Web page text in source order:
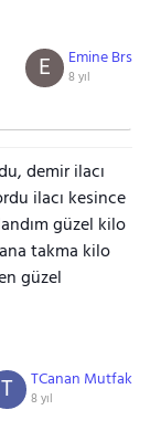
Emine Brs
8 yıl
E
demir ilacı
ilacı kesince
güzel kilo
takma kilo
güzel
TCanan Mutfak
8 yıl
T